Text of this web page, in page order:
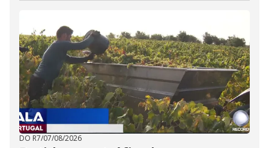
DO R7/07/08/2026